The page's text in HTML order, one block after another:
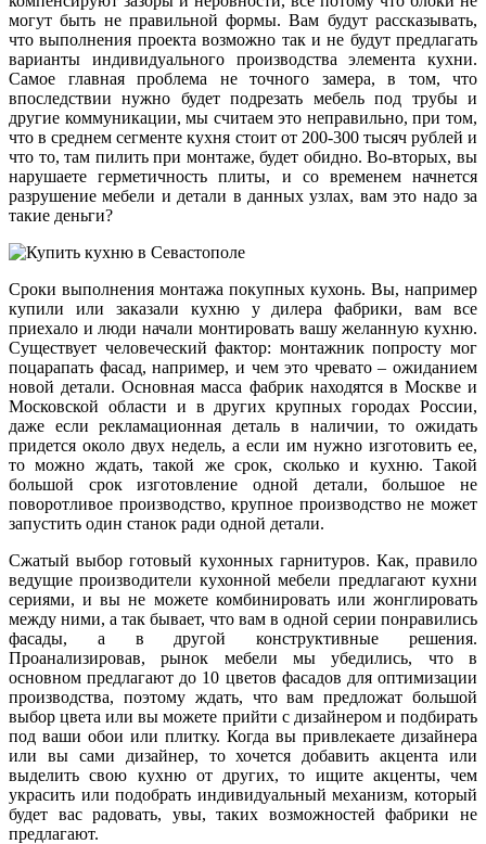
могут быть не правильной формы. Вам будут рассказывать,
что выполнения проекта возможно так и не будут предлагать
варианты индивидуального производства элемента кухни.
Самое главная проблема не точного замера, в том, что
впоследствии нужно будет подрезать мебель под трубы и
другие коммуникации, мы считаем это неправильно, при том,
что в среднем сегменте кухня стоит от 200-300 тысяч рублей и
что то, там пилить при монтаже, будет обидно. Во-вторых, вы
нарушаете герметичность плиты, и со временем начнется
разрушение мебели и детали в данных узлах, вам это надо за
такие деньги?
Сроки выполнения монтажа покупных кухонь. Вы, например
купили или заказали кухню у дилера фабрики, вам все
приехало и люди начали монтировать вашу желанную кухню.
Существует человеческий фактор: монтажник попросту мог
поцарапать фасад, например, и чем это чревато – ожиданием
новой детали. Основная масса фабрик находятся в Москве и
Московской области и в других крупных городах России,
даже если рекламационная деталь в наличии, то ожидать
придется около двух недель, а если им нужно изготовить ее,
то можно ждать, такой же срок, сколько и кухню. Такой
большой срок изготовление одной детали, большое не
поворотливое производство, крупное производство не может
запустить один станок ради одной детали.
Сжатый выбор готовый кухонных гарнитуров. Как, правило
ведущие производители кухонной мебели предлагают кухни
сериями, и вы не можете комбинировать или жонглировать
между ними, а так бывает, что вам в одной серии понравились
фасады, а в другой конструктивные решения.
Проанализировав, рынок мебели мы убедились, что в
основном предлагают до 10 цветов фасадов для оптимизации
производства, поэтому ждать, что вам предложат большой
выбор цвета или вы можете прийти с дизайнером и подбирать
под ваши обои или плитку. Когда вы привлекаете дизайнера
или вы сами дизайнер, то хочется добавить акцента или
выделить свою кухню от других, то ищите акценты, чем
украсить или подобрать индивидуальный механизм, который
будет вас радовать, увы, таких возможностей фабрики не
предлагают.